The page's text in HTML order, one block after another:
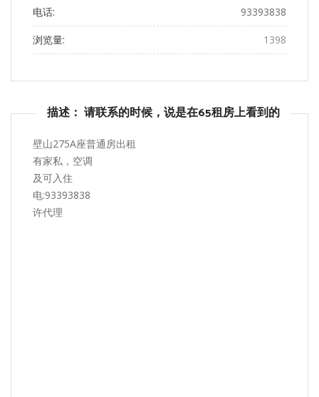
电话: 93393838
浏览量: 1398
描述： 请联系的时候，说是在65租房上看到的
壁山275A座普通房出租
有家私，空调
及可入住
电:93393838
许代理